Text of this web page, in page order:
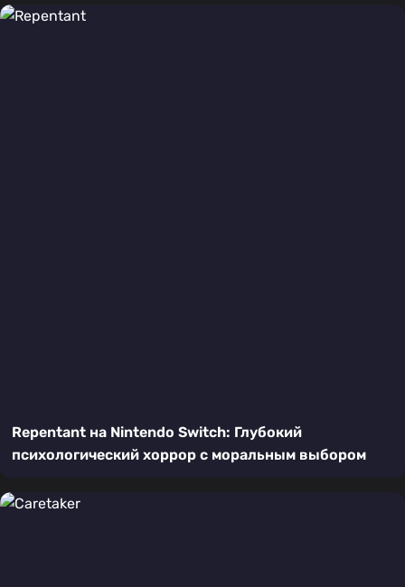
Repentant на Nintendo Switch: Глубокий
психологический хоррор с моральным выбором